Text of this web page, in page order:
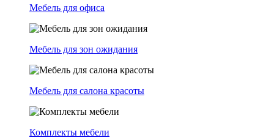
Мебель для офиса
Мебель для зон ожидания
Мебель для салона красоты
Комплекты мебели